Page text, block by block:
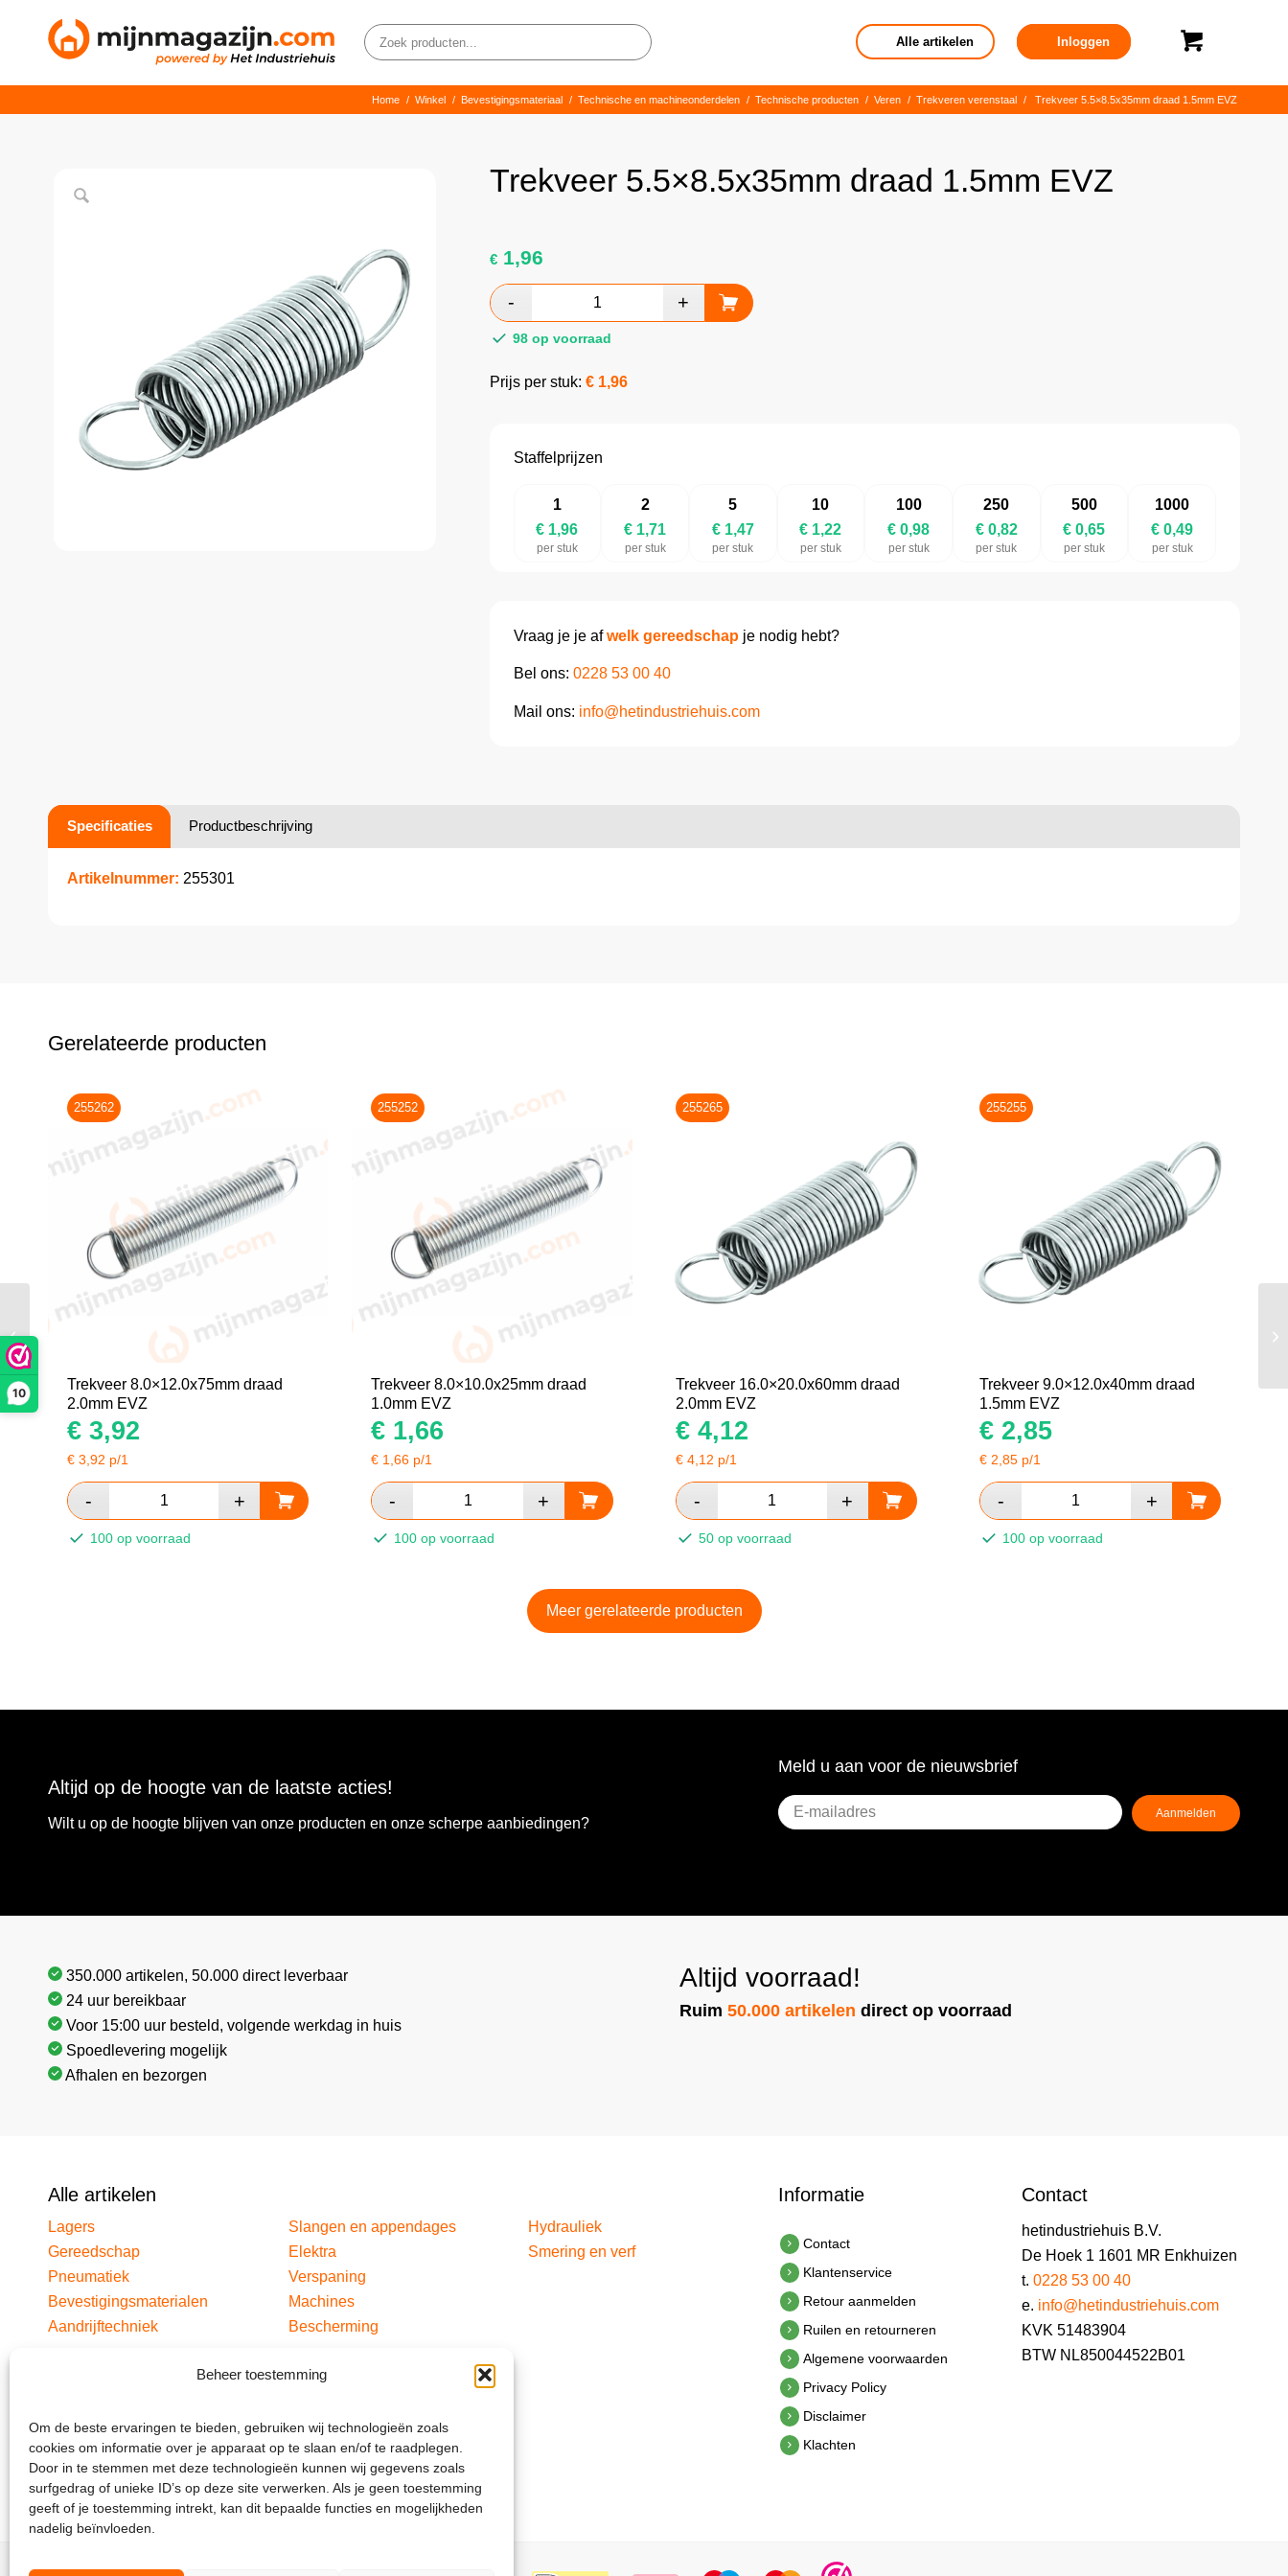
10
Beheer toestemming
Om de beste ervaringen te bieden, gebruiken wij technologieën zoals
cookies om informatie over je apparaat op te slaan en/of te raadplegen.
Door in te stemmen met deze technologieën kunnen wij gegevens zoals
surfgedrag of unieke ID’s op deze site verwerken. Als je geen toestemming
geeft of je toestemming intrekt, kan dit bepaalde functies en mogelijkheden
nadelig beïnvloeden.
Alle artikelen Inloggen
Home / Winkel / Bevestigingsmateriaal / Technische en machineonderdelen / Technische producten / Veren / Trekveren verenstaal / Trekveer 5.5×8.5x35mm draad 1.5mm EVZ
Trekveer 5.5×8.5x35mm draad 1.5mm EVZ
€1,96
98 op voorraad
Prijs per stuk: € 1,96
Staffelprijzen
1
€ 1,96
per stuk
2
€ 1,71
per stuk
5
€ 1,47
per stuk
10
€ 1,22
per stuk
100
€ 0,98
per stuk
250
€ 0,82
per stuk
500
€ 0,65
per stuk
1000
€ 0,49
per stuk
Vraag je je afwelk gereedschapje nodig hebt?
Bel ons: 0228 53 00 40
Mail ons: info@hetindustriehuis.com
Specificaties Productbeschrijving
Artikelnummer: 255301
Gerelateerde producten
255262
Trekveer 8.0×12.0x75mm draad
2.0mm EVZ
€ 3,92
€ 3,92 p/1
100 op voorraad
255252
Trekveer 8.0×10.0x25mm draad
1.0mm EVZ
€ 1,66
€ 1,66 p/1
100 op voorraad
255265
Trekveer 16.0×20.0x60mm draad
2.0mm EVZ
€4,12
€ 4,12 p/1
50 op voorraad
255255
Trekveer 9.0×12.0x40mm draad
1.5mm EVZ
€2,85
€ 2,85p/1
100 op voorraad
Meer gerelateerde producten
Altijd op de hoogte van de laatste acties!
Wilt u op de hoogte blijven van onze producten en onze scherpe aanbiedingen?
Meld u aan voor de nieuwsbrief
E-
mailadres(Vereist)
Aanmelden
350.000 artikelen, 50.000 direct leverbaar
24 uur bereikbaar
Voor 15:00 uur besteld, volgende werkdag in huis
Spoedlevering mogelijk
Afhalen en bezorgen
Altijd voorraad!
Ruim50.000 artikelen direct op voorraad
Alle artikelen
Lagers
Gereedschap
Pneumatiek
Bevestigingsmaterialen
Aandrijftechniek
Slangen en appendages
Elektra
Verspaning
Machines
Bescherming
Hydrauliek
Smering en verf
Informatie
Contact
Klantenservice
Retour aanmelden
Ruilen en retourneren
Algemene voorwaarden
Privacy Policy
Disclaimer
Klachten
Contact
hetindustriehuis B.V.
De Hoek 1 1601 MR Enkhuizen
t. 0228 53 00 40
e. info@hetindustriehuis.com
KVK 51483904
BTW NL850044522B01
5.5×8.5x25mm draad